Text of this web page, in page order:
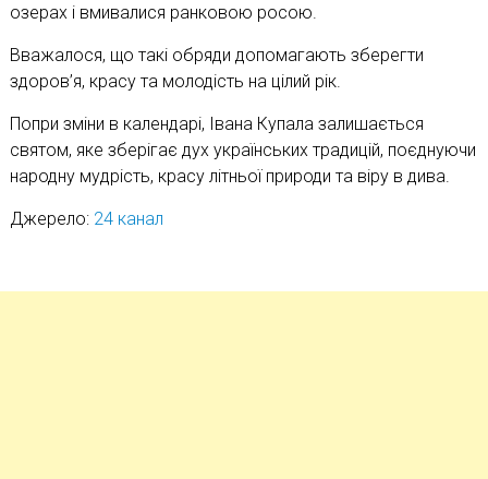
озерах і вмивалися ранковою росою.
Вважалося, що такі обряди допомагають зберегти
здоров’я, красу та молодість на цілий рік.
Попри зміни в календарі, Івана Купала залишається
святом, яке зберігає дух українських традицій, поєднуючи
народну мудрість, красу літньої природи та віру в дива.
Джерело: 24 канал